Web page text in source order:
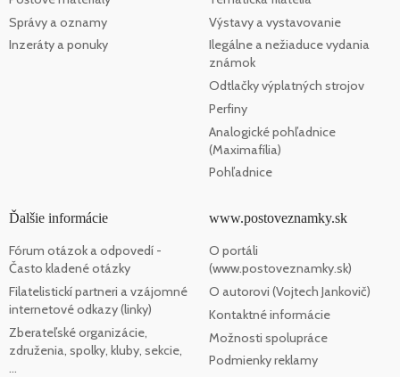
Správy a oznamy
Inzeráty a ponuky
Výstavy a vystavovanie
Ilegálne a nežiaduce vydania
známok
Odtlačky výplatných strojov
Perfiny
Analogické pohľadnice
(Maximafília)
Pohľadnice
Ďalšie informácie
Fórum otázok a odpovedí -
Často kladené otázky
Filatelistickí partneri a vzájomné
internetové odkazy (linky)
Zberateľské organizácie,
združenia, spolky, kluby, sekcie,
...
www.postoveznamky.sk
O portáli
(www.postoveznamky.sk)
O autorovi (Vojtech Jankovič)
Kontaktné informácie
Možnosti spolupráce
Podmienky reklamy